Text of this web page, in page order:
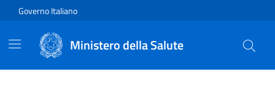
Vai direttamente al contenuto
Governo Italiano
Ministero della Salute